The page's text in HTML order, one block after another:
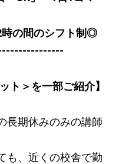
時の間のシフト制◎
ト＞を一部ご紹介】
長期休みのみの講師
も、近くの校舎で勤